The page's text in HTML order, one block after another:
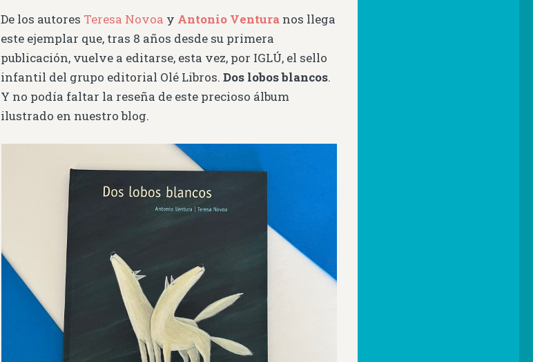
De los autores Teresa Novoa y Antonio Ventura nos llega
este ejemplar que, tras 8 años desde su primera
publicación, vuelve a editarse, esta vez, por IGLÚ, el sello
infantil del grupo editorial Olé Libros.Dos lobos blancos.
Y no podía faltar la reseña de este precioso álbum
ilustrado en nuestro blog.